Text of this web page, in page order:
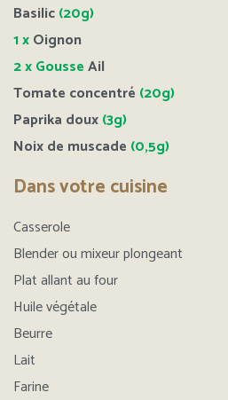
Basilic(20g)
1 xOignon
2 x GousseAil
Tomate concentré (20g)
Paprika doux(3g)
Noix de muscade (0,5g)
Dans votre cuisine
Casserole
Blender ou mixeur plongeant
Plat allant au four
Huile végétale
Beurre
Lait
Farine